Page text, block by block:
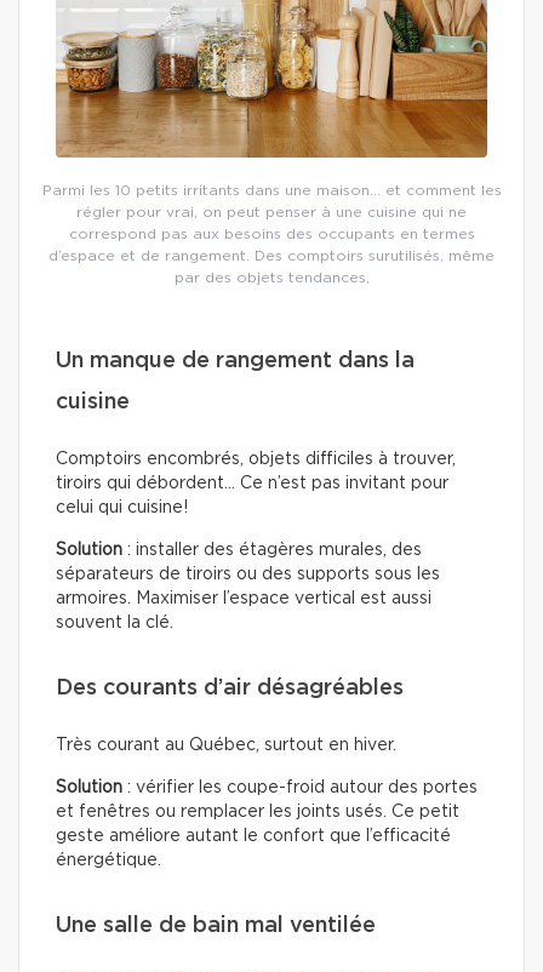
Parmi les 10 petits irritants dans une maison… et comment les
régler pour vrai, on peut penser à une cuisine qui ne
correspond pas aux besoins des occupants en termes
d’espace et de rangement. Des comptoirs surutilisés, même
par des objets tendances,
Un manque de rangement dans la
cuisine
Comptoirs encombrés, objets difficiles à trouver,
tiroirs qui débordent… Ce n’est pas invitant pour
celui qui cuisine!
Solution : installer des étagères murales, des
séparateurs de tiroirs ou des supports sous les
armoires. Maximiser l’espace vertical est aussi
souvent la clé.
Des courants d’air désagréables
Très courant au Québec, surtout en hiver.
Solution : vérifier les coupe-froid autour des portes
et fenêtres ou remplacer les joints usés. Ce petit
geste améliore autant le confort que l’efficacité
énergétique.
Une salle de bain mal ventilée